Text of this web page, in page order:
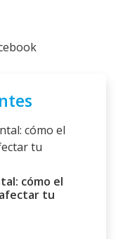
cómo el
tu